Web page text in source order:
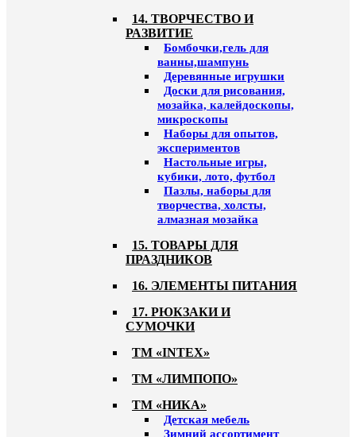
14. ТВОРЧЕСТВО И
РАЗВИТИЕ
Бомбочки,гель для
ванны,шампунь
Деревянные игрушки
Доски для рисования,
мозайка, калейдоскопы,
микроскопы
Наборы для опытов,
экспериментов
Настольные игры,
кубики, лото, футбол
Пазлы, наборы для
творчества, холсты,
алмазная мозайка
15. ТОВАРЫ ДЛЯ
ПРАЗДНИКОВ
16. ЭЛЕМЕНТЫ ПИТАНИЯ
17. РЮКЗАКИ И
СУМОЧКИ
ТМ «INTEX»
ТМ «ЛИМПОПО»
ТМ «НИКА»
Детская мебель
Зимний ассортимент